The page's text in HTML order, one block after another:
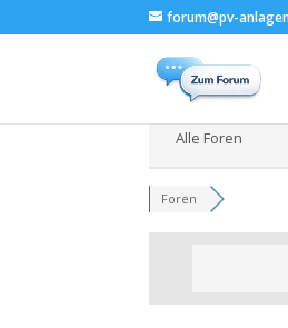
forum@pv-
Alle Foren
Foren